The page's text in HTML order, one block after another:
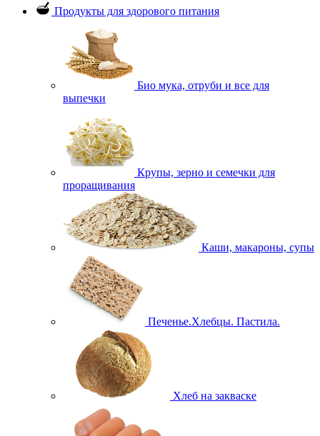
Продукты для здорового питания
Био мука, отруби и все для
выпечки
Крупы, зерно и семечки для
проращивания
Каши, макароны, супы
Печенье.Хлебцы. Пастила.
Хлеб на закваске